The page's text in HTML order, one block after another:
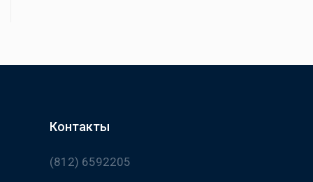
Контакты
(812) 6592205